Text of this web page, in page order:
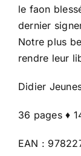
le faon
dernier
Notre plus
rendre leur
Didier
36 pages ♦
EAN :